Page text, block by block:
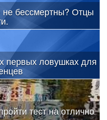
бессмертны? Отцы
первых ловушках для
тест на отлично